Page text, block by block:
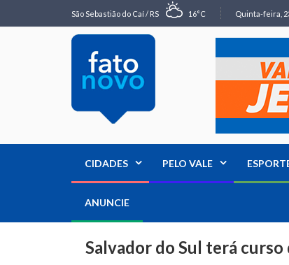
São Sebastião do Caí / RS 16°C Quinta-feira,
CIDADES PELO VALE
ANUNCIE
Salvador do Sul terá